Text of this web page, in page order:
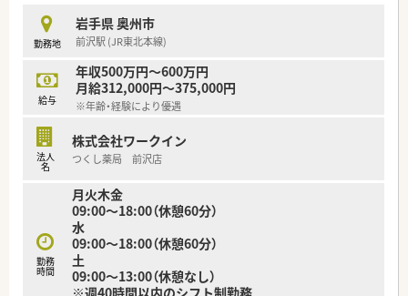
りお待ちいただけるようになっています。調剤室の動線も整えて
おり、整理整頓がしっかりされています。施設調剤も実施してい
の関係性も良好で、専門外の処方も触れられます。従業員同士の
連携もできており、風通しの良い雰囲気の店舗です。
◎服薬指導などに力をいれ、対応力などを身に着けていきたい方
◎将来こうなりたいというキャリアプランがあり、しっかりとし
◎これから様々なことを学びたい意欲があり、転勤なく働きたい
方
勤務地
岩手県 奥州市
前沢駅 (JR東北本線)
給与
年収500万円～600万円
月給312,000円～375,000円
※年齢・経験により優遇
法人
名
株式会社ワークイン
つくし薬局 前沢店
勤務
時間
月火木金
09:00～18:00（休憩60分）
水
09:00～18:00（休憩60分）
土
09:00～13:00（休憩なし）